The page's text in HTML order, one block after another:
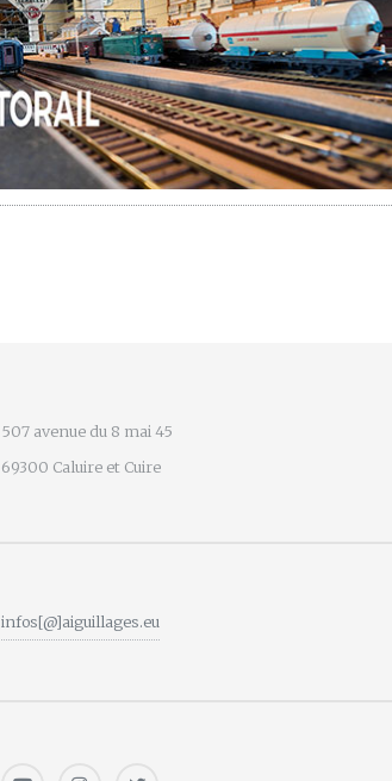
507 avenue du 8 mai 45
69300 Caluire et Cuire
infos[@]aiguillages.eu